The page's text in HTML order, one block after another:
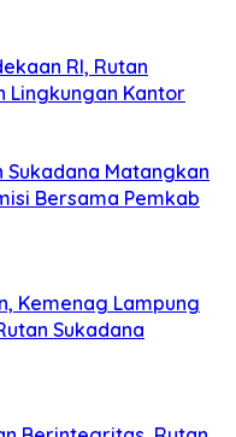
RI, Rutan
Lingkungan Kantor
Sukadana Matangkan
Bersama Pemkab
Kemenag Lampung
Sukadana